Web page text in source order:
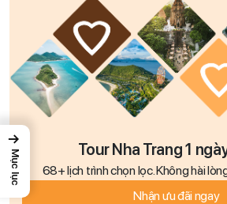
Tour Nha Trang 1
68+ lịch trình chọn lọc. Không hài
Nhận ưu đãi ngay
→
Mục lục